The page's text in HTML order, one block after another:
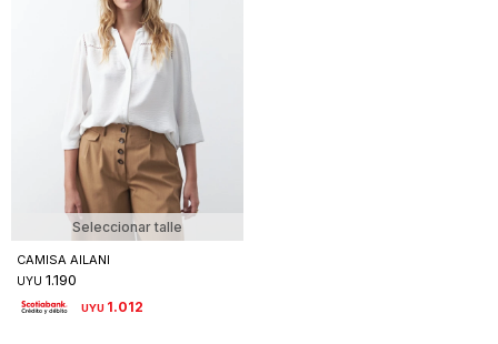
Seleccionar talle
CAMISA AILANI
UYU 1.190
UYU 1.012